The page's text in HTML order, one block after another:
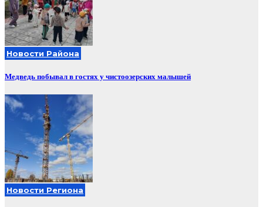
Новости Района
Медведь побывал в гостях у чистоозерских малышей
Новости Региона